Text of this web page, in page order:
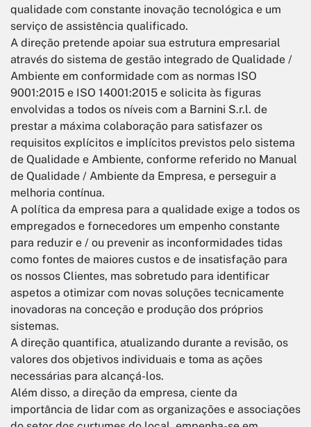
qualidade com constante inovação tecnológica e um
serviço de assistência qualificado.
A direção pretende apoiar sua estrutura empresarial
através do sistema de gestão integrado de Qualidade /
Ambiente em conformidade com as normas ISO
9001:2015 e ISO 14001:2015 e solicita às figuras
envolvidas a todos os níveis com a Barnini S.r.l. de
prestar a máxima colaboração para satisfazer os
requisitos explícitos e implícitos previstos pelo sistema
de Qualidade e Ambiente, conforme referido no Manual
de Qualidade / Ambiente da Empresa, e perseguir a
melhoria contínua.
A política da empresa para a qualidade exige a todos os
empregados e fornecedores um empenho constante
para reduzir e / ou prevenir as inconformidades tidas
como fontes de maiores custos e de insatisfação para
os nossos Clientes, mas sobretudo para identificar
aspetos a otimizar com novas soluções tecnicamente
inovadoras na conceção e produção dos próprios
sistemas.
A direção quantifica, atualizando durante a revisão, os
valores dos objetivos individuais e toma as ações
necessárias para alcançá-los.
Além disso, a direção da empresa, ciente da
importância de lidar com as organizações e associações